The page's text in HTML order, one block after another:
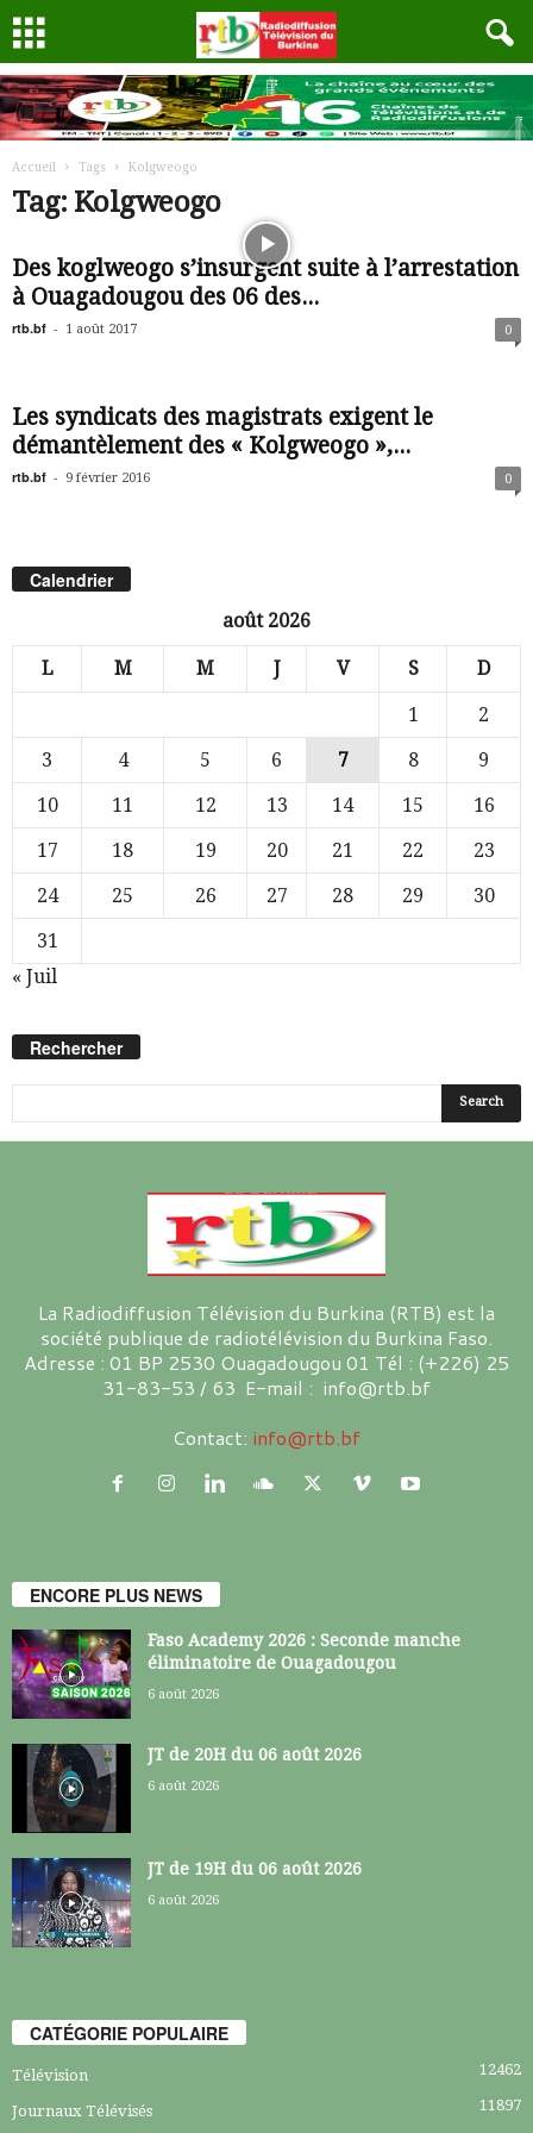
Accueil Tags Kolgweogo
Tag: Kolgweogo
Des koglweogo s’insurgent suite à l’arrestation
à Ouagadougou des 06 des...
rtb.bf - 1 août 2017 0
Les syndicats des magistrats exigent le
démantèlement des « Kolgweogo »,...
rtb.bf - 9 février 2016 0
Calendrier
août 2026
L M M J V S D
1
2
3
4 5 6 7 8
9
10
11 12 13 14 15
16
17
18 19 20 21 22
23
24
25 26 27 28 29
30
31
« Juil
Rechercher
La Radiodiffusion Télévision du Burkina (RTB) est la
société publique de radiotélévision du Burkina Faso.
Adresse : 01 BP 2530 Ouagadougou 01 Tél : (+226) 25
31-83-53 / 63 E-mail : info@rtb.bf
Contact: info@rtb.bf
ENCORE PLUS NEWS
Faso Academy 2026 : Seconde manche
éliminatoire de Ouagadougou
6 août 2026
JT de 20H du 06 août 2026
6 août 2026
JT de 19H du 06 août 2026
6 août 2026
CATÉGORIE POPULAIRE
Télévision 12462
Journaux Télévisés
11897